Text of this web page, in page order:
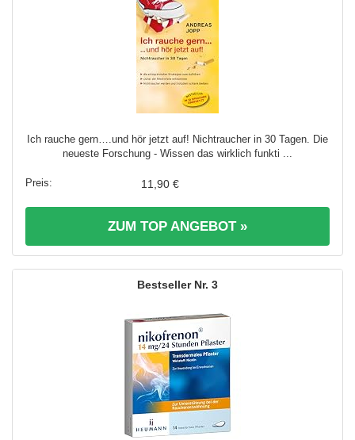
Ich rauche gern….und hör jetzt auf! Nichtraucher in 30 Tagen. Die
neueste Forschung - Wissen das wirklich funkti ...
11,90 €
ZUM TOP ANGEBOT »
3